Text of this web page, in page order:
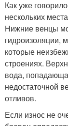
Как уже
нескольких
Нижние венцы
гидроизоляции,
которые
строениях.
вода,
недостаточной
отливов.
Если износ не